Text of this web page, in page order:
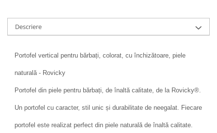
Descriere
Portofel vertical pentru bărbați, colorat, cu închizătoare, piele
naturală - Rovicky
Portofel din piele pentru bărbați, de înaltă calitate, de la Rovicky®.
Un portofel cu caracter, stil unic și durabilitate de neegalat. Fiecare
portofel este realizat perfect din piele naturală de înaltă calitate.